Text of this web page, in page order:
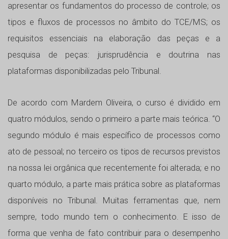
apresentar os fundamentos do processo de controle; os
tipos e fluxos de processos no âmbito do TCE/MS; os
requisitos essenciais na elaboração das peças e a
pesquisa de peças: jurisprudência e doutrina nas
plataformas disponibilizadas pelo Tribunal.
De acordo com Mardem Oliveira, o curso é dividido em
quatro módulos, sendo o primeiro a parte mais teórica. “O
segundo módulo é mais específico de processos como
ato de pessoal; no terceiro os tipos de recursos previstos
na nossa lei orgânica que recentemente foi alterada; e no
quarto módulo, a parte mais prática sobre as plataformas
disponíveis no Tribunal. Muitas ferramentas que, nem
sempre, todo mundo tem o conhecimento. E isso de
forma que venha de fato contribuir para o desempenho